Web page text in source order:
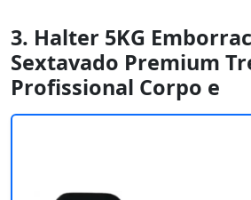
3. Halter 5KG
Sextavado Premium
Profissional Corpo e